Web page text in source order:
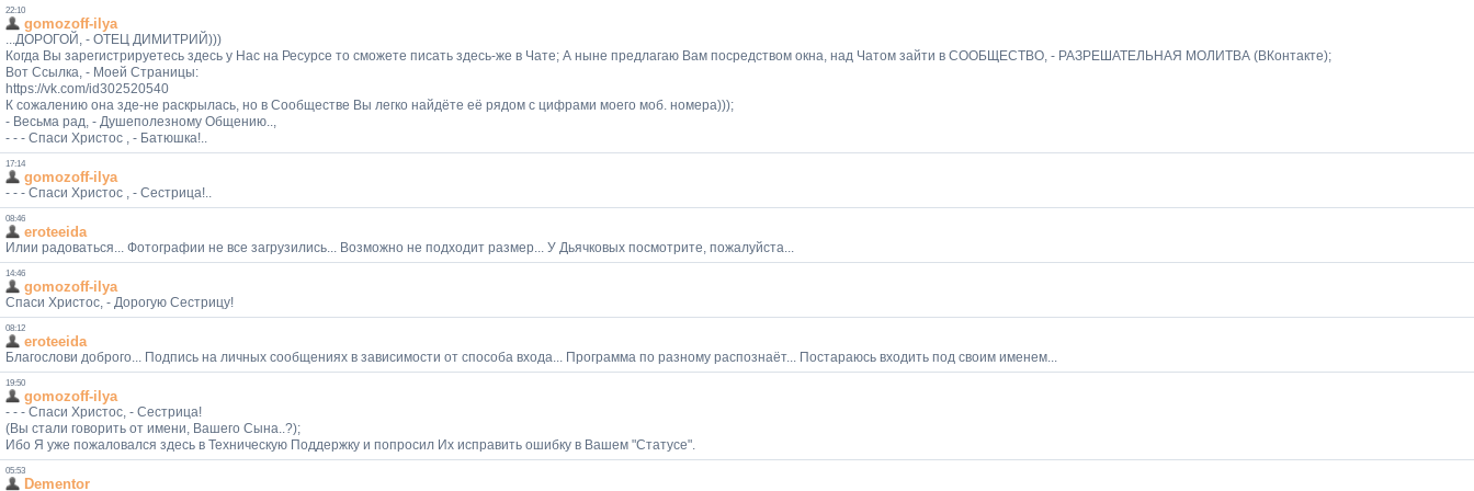
22:10
gomozoff-ilya
...ДОРОГОЙ, - ОТЕЦ ДИМИТРИЙ)))
Когда Вы зарегистрируетесь здесь у Нас на Ресурсе то сможете писать здесь-же в Чате; А ныне предлагаю Вам посредством окна, над Чатом зайти в СООБЩЕСТВО, - РАЗРЕШАТЕЛЬНАЯ МОЛИТВА (ВКонтакте);
Вот Ссылка, - Моей Страницы:
https://vk.com/id302520540
К сожалению она зде-не раскрылась, но в Сообществе Вы легко найдёте её рядом с цифрами моего моб. номера)));
- Весьма рад, - Душеполезному Общению..,
- - - Спаси Христос , - Батюшка!..
17:14
gomozoff-ilya
- - - Спаси Христос , - Сестрица!..
08:46
eroteeida
Илии радоваться... Фотографии не все загрузились... Возможно не подходит размер... У Дьячковых посмотрите, пожалуйста...
14:46
gomozoff-ilya
Спаси Христос, - Дорогую Сестрицу!
08:12
eroteeida
Благослови доброго... Подпись на личных сообщениях в зависимости от способа входа... Программа по разному распознаёт... Постараюсь входить под своим именем...
19:50
gomozoff-ilya
- - - Спаси Христос, - Сестрица!
(Вы стали говорить от имени, Вашего Сына..?);
Ибо Я уже пожаловался здесь в Техническую Поддержку и попросил Их исправить ошибку в Вашем "Статусе".
05:53
Dementor